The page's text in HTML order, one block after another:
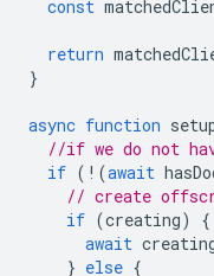
const
return
}
async function
//if we do not
if ( ! (await
// create
if (creating)
{
await
} else {